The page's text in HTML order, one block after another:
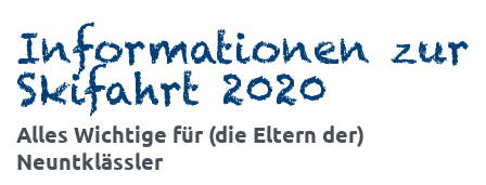
Informationen zur
Skifahrt 2020
Alles Wichtige für (die Eltern der)
Neuntklässler